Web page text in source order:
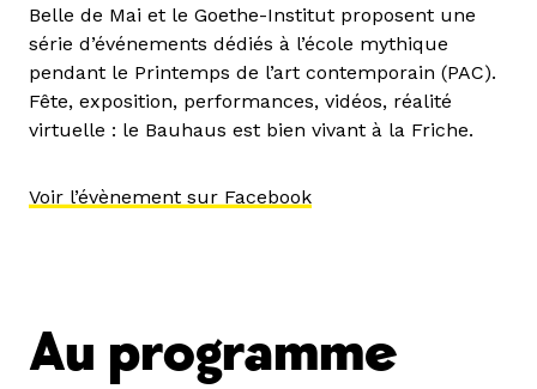
Belle de Mai et le Goethe-Institut proposent une
série d’événements dédiés à l’école mythique
pendant le Printemps de l’art contemporain (PAC).
Fête, exposition, performances, vidéos, réalité
virtuelle : le Bauhaus est bien vivant à la Friche.
Voir l’évènement sur Facebook
Au programme